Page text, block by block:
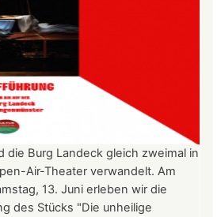
die Burg Landeck gleich zweimal in
Air-Theater verwandelt. Am
13. Juni erleben wir die
des Stücks "Die unheilige